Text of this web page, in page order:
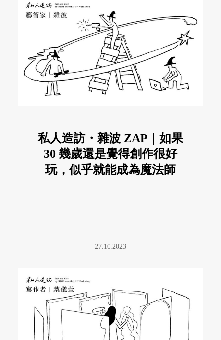
私人造訪・雜波 ZAP｜如果
30 幾歲還是覺得創作很好
玩，似乎就能成為魔法師
27.10.2023